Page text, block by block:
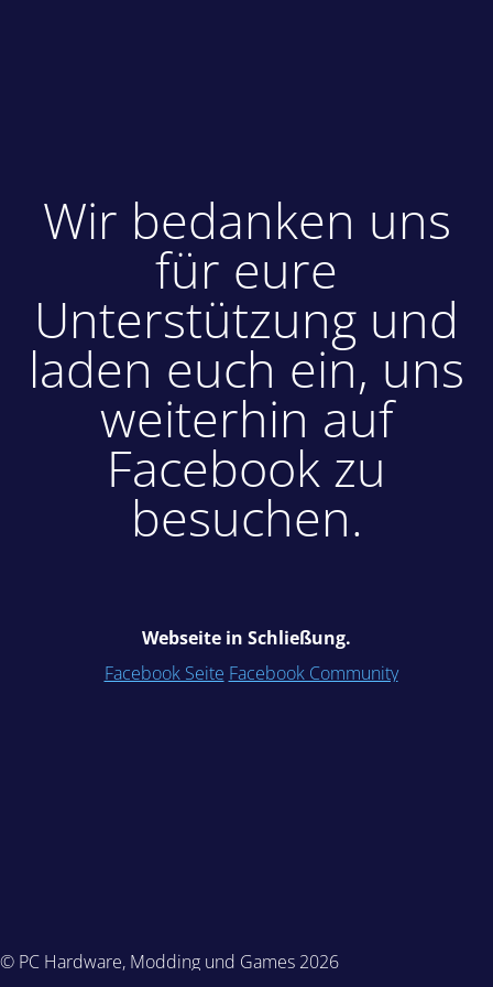
Wir bedanken uns
für eure
Unterstützung und
laden euch ein, uns
weiterhin auf
Facebook zu
besuchen.
Webseite in Schließung.
Facebook Seite Facebook Community
© PC Hardware, Modding und Games 2026